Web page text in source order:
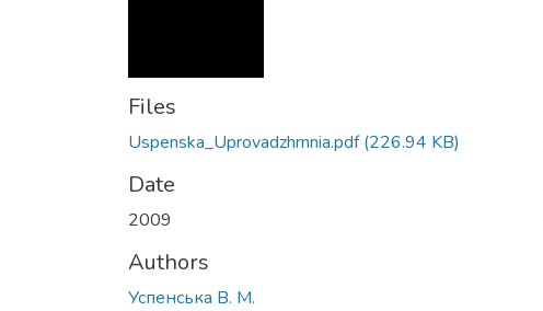
Files
Uspenska_Uprovadzhrnnia.pdf(226.94 KB)
Date
2009
Authors
Успенська В. М.